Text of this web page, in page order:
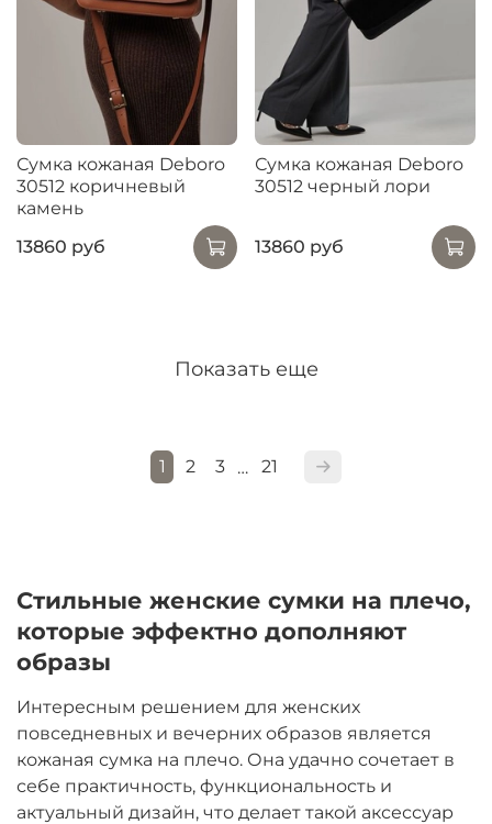
Сумка кожаная Deboro
30512 коричневый
камень
13860 руб
Сумка кожаная Deboro
30512 черный лори
13860 руб
Показать еще
1 2 3 … 21
Стильные женские сумки на плечо,
которые эффектно дополняют
образы
Интересным решением для женских
повседневных и вечерних образов является
кожаная сумка на плечо. Она удачно сочетает в
себе практичность, функциональность и
актуальный дизайн, что делает такой аксессуар